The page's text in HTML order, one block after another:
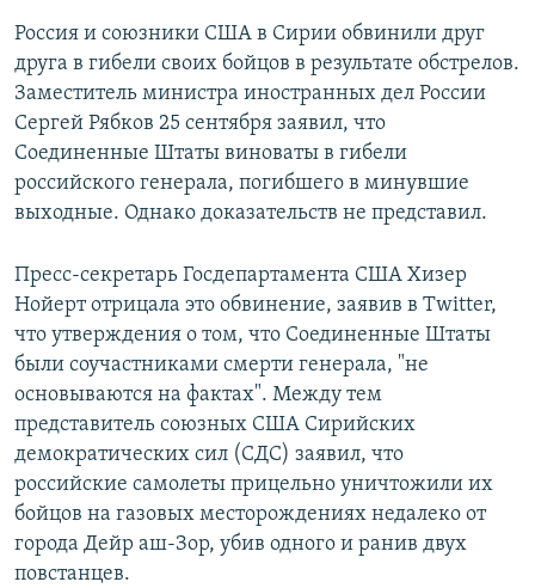
Россия и союзники США в Сирии обвинили друг
друга в гибели своих бойцов в результате обстрелов.
Заместитель министра иностранных дел России
Сергей Рябков 25 сентября заявил, что
Соединенные Штаты виноваты в гибели
российского генерала, погибшего в минувшие
выходные. Однако доказательств не представил.
Пресс-секретарь Госдепартамента США Хизер
Нойерт отрицала это обвинение, заявив в Twitter,
что утверждения о том, что Соединенные Штаты
были соучастниками смерти генерала, "не
основываются на фактах". Между тем
представитель союзных США Сирийских
демократических сил (СДС) заявил, что
российские самолеты прицельно уничтожили их
бойцов на газовых месторождениях недалеко от
города Дейр аш-Зор, убив одного и ранив двух
повстанцев.